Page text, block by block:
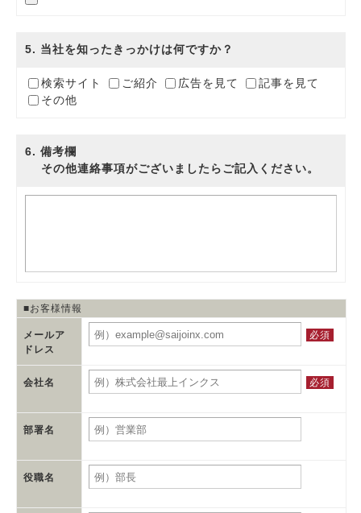
5. 当社を知ったきっかけは何ですか？
検索サイト ご紹介 広告を見て
記事を見て
その他
6. 備考欄
その他連絡事項がございましたらご記入ください。
■お客様情報
メールア
ドレス
必須
会社名 必須
部署名
役職名